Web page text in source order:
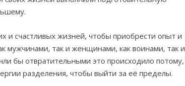
и счастливых жизней, чтобы приобрести опыт и
мужчинами, так и женщинами, как воинами, так
бы отвратительными это происходило потому,
разделения, чтобы выйти за её пределы.